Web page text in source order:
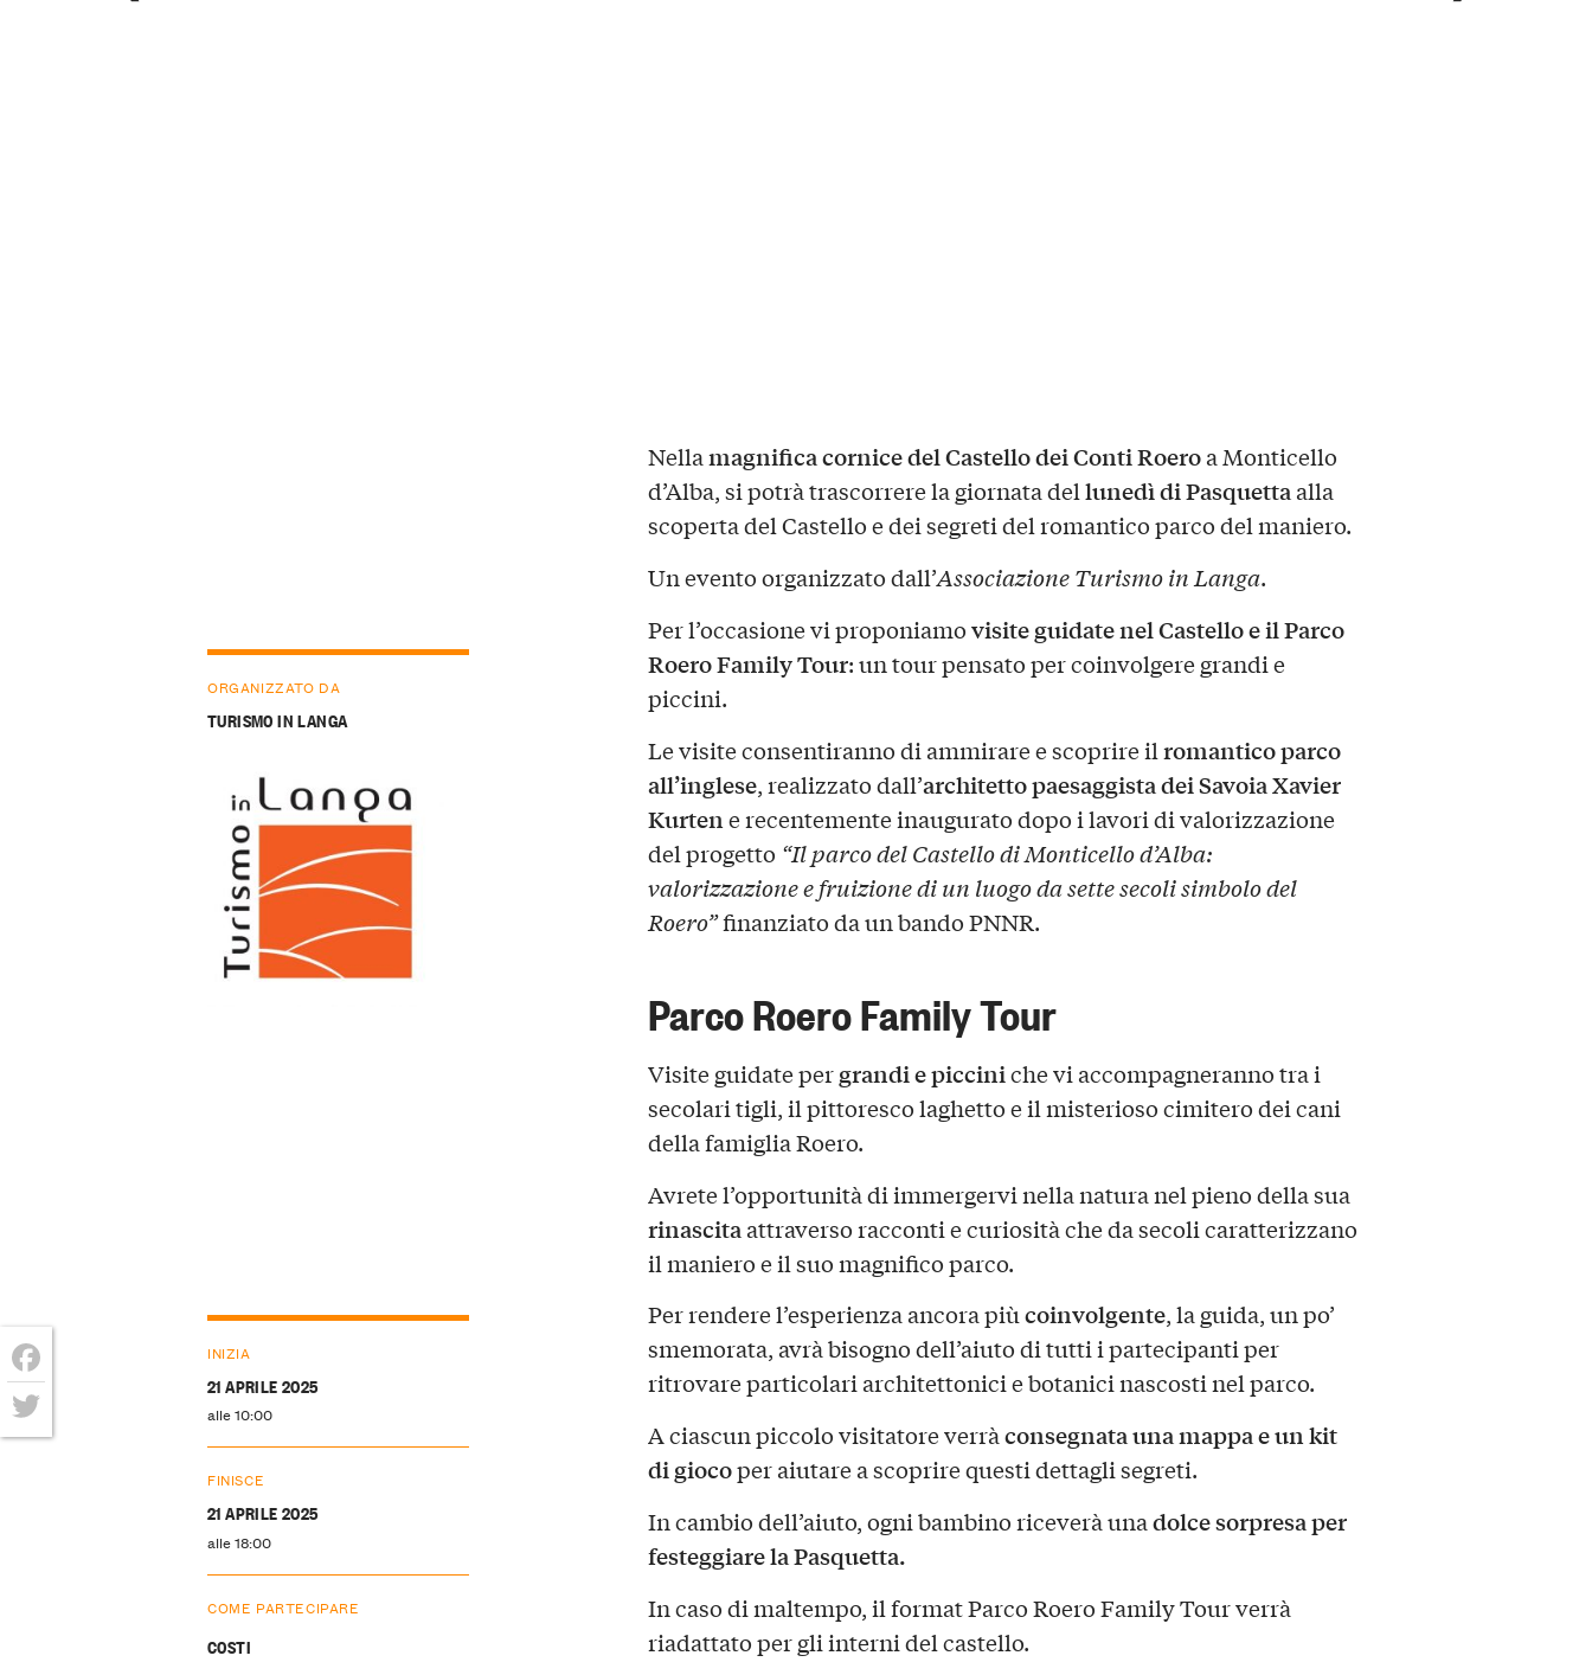
Nellamagnifica cornice del Castello dei Conti Roeroa Monticello
d’Alba, si potrà trascorrere la giornata dellunedì di Pasquettaalla
scoperta del Castello e dei segreti del romantico parco del maniero.
Un evento organizzato dall’Associazione Turismo in Langa.
Per l’occasione vi proponiamovisite guidate nel Castello e il Parco
Roero Family Tour: un tour pensato per coinvolgere grandi e
piccini.
Le visite consentiranno di ammirare e scoprire ilromantico parco
all’inglese, realizzato dall’architetto paesaggista dei Savoia Xavier
Kurtene recentemente inaugurato dopo i lavori di valorizzazione
del progetto “Il parco del Castello di Monticello d’Alba:
valorizzazione e fruizione di un luogo da sette secoli simbolo del
Roero”finanziato da un bando PNNR.
Parco Roero Family Tour
Visite guidate pergrandi e picciniche vi accompagneranno tra i
secolari tigli, il pittoresco laghetto e il misterioso cimitero dei cani
della famiglia Roero.
Avrete l’opportunità di immergervi nella natura nel pieno della sua
rinascita attraverso racconti e curiosità che da secoli caratterizzano
il maniero e il suo magnifico parco.
Per rendere l’esperienza ancora piùcoinvolgente, la guida, un po’
smemorata, avrà bisogno dell’aiuto di tutti i partecipanti per
ritrovare particolari architettonici e botanici nascosti nel parco.
A ciascun piccolo visitatore verràconsegnata una mappa e un kit
di giocoper aiutare a scoprire questi dettagli segreti.
In cambio dell’aiuto, ogni bambino riceverà unadolce sorpresa per
festeggiare la Pasquetta.
In caso di maltempo, il format Parco Roero Family Tour verrà
riadattato per gli interni del castello.
ORGANIZZATO DA
TURISMO IN LANGA
INIZIA
21 APRILE 2025
alle 10:00
FINISCE
21 APRILE 2025
alle 18:00
COME PARTECIPARE
COSTI
Facebook
Twitter